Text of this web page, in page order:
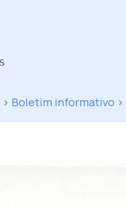
> Boletim informativo >